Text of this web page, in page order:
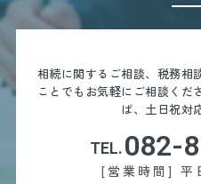
第三者に開示いたしません。
・お客さまの同意がある場合
が業務を委託する業者に対し
・法令に基づき開示すること
＜個人情報の安全対策＞
当事務所は、個人情報の正確
セキュリティに万全の対策を
相続に関するご相談、税務相
ことでもお気軽にご相談くだ
ば、土日祝対
TEL.082-
[営業時間] 平